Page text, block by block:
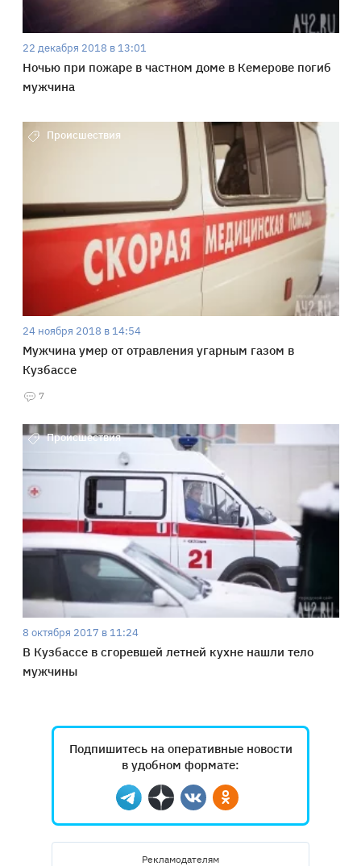
22 декабря 2018 в 13:01
Ночью при пожаре в частном доме в Кемерове погиб
мужчина
Происшествия
24 ноября 2018 в 14:54
Мужчина умер от отравления угарным газом в
Кузбассе
7
Происшествия
8 октября 2017 в 11:24
В Кузбассе в сгоревшей летней кухне нашли тело
мужчины
Подпишитесь на оперативные новости
в удобном формате:
Telegram
ДзенВконтактеОдноклассники
Рекламодателям